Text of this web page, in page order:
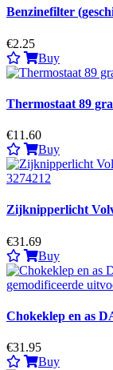
Benzinefilter
€2.25
Buy
Thermostaat 89
€11.60
Buy
Zijknipperlicht
€31.69
Buy
Chokeklep en as
€31.95
Buy